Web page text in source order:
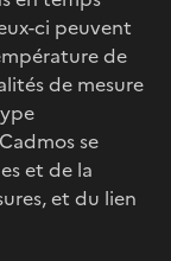
ci peuvent
de
de mesure
se
et de la
et du lien